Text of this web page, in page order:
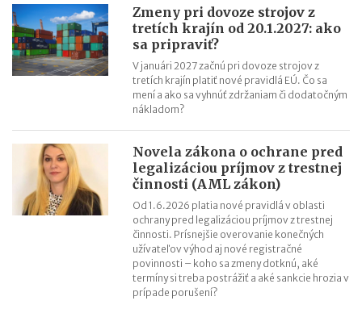
Zmeny pri dovoze strojov z
tretích krajín od 20.1.2027: ako
sa pripraviť?
V januári 2027 začnú pri dovoze strojov z
tretích krajín platiť nové pravidlá EÚ. Čo sa
mení a ako sa vyhnúť zdržaniam či dodatočným
nákladom?
Novela zákona o ochrane pred
legalizáciou príjmov z trestnej
činnosti (AML zákon)
Od 1.6.2026 platia nové pravidlá v oblasti
ochrany pred legalizáciou príjmov z trestnej
činnosti. Prísnejšie overovanie konečných
užívateľov výhod aj nové registračné
povinnosti – koho sa zmeny dotknú, aké
termíny si treba postrážiť a aké sankcie hrozia v
prípade porušení?